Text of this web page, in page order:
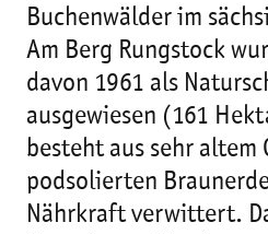
Buchenwälder im
Am Berg Rungstock
davon 1961 als
ausgewiesen (161
besteht aus sehr altem
podsolierten
Nährkraft verwittert.